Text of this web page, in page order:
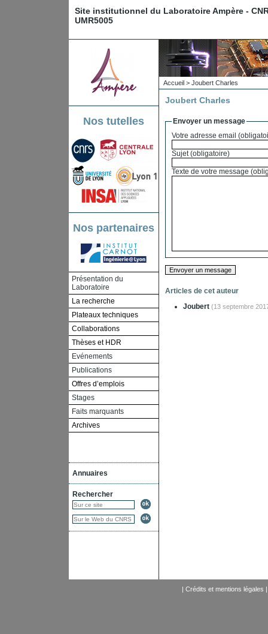
Site institutionnel du Laboratoire Ampère -
UMR5005
Nos tutelles
Nos partenaires
Présentation du
Laboratoire
La recherche
Plateaux techniques
Collaborations
Thèses et HDR
Evénements
Publications
Offres d’emplois
Stages
Faits marquants
Archives
Annuaires
Rechercher
Accueil > Joubert Charles
Joubert Charles
Envoyer un message
Votre adresse email
Sujet (obligatoire)
Texte de votre
Articles de cet auteur
Joubert (13 septembre
| Crédits et mentions légales